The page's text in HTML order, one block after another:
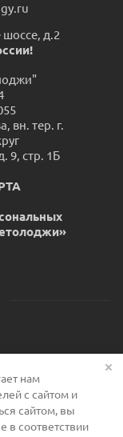
д.2
вн. тер. г.
9, стр. 1Б
нам
с сайтом и
сайтом, вы
в соответствии